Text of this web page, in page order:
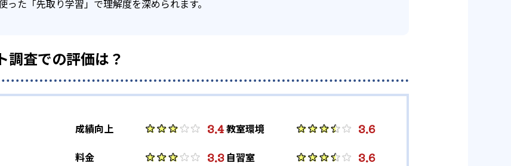
った「先取り学習」で理解度を深められます。
調査での評価は？
成績向上 3.4
料金 3.3
教室環境 3.6
自習室 3.6